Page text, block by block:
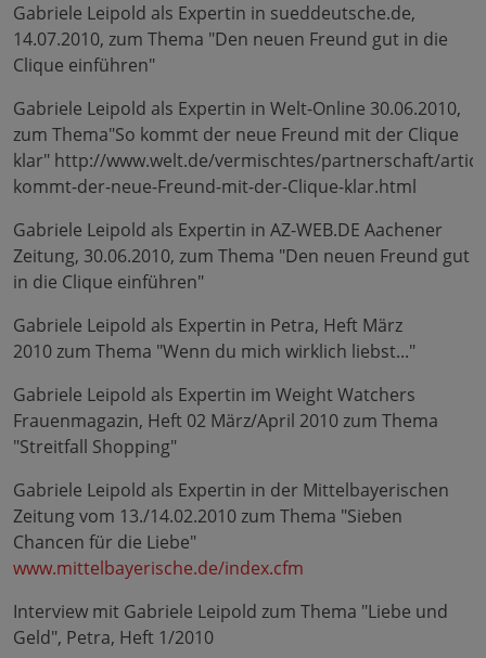
Gabriele Leipold als Expertin in sueddeutsche.de,
14.07.2010, zum Thema "Den neuen Freund gut in die
Clique einführen"
Gabriele Leipold als Expertin in Welt-Online 30.06.2010,
zum Thema"So kommt der neue Freund mit der Clique
klar" http://www.welt.de/vermischtes/partnerschaft/
kommt-der-neue-Freund-mit-der-Clique-klar.html
Gabriele Leipold als Expertin in AZ-WEB.DE Aachener
Zeitung, 30.06.2010, zum Thema "Den neuen Freund gut
in die Clique einführen"
Gabriele Leipold als Expertin in Petra, Heft März
2010 zum Thema "Wenn du mich wirklich liebst..."
Gabriele Leipold als Expertin im Weight Watchers
Frauenmagazin, Heft 02 März/April 2010 zum Thema
"Streitfall Shopping"
Gabriele Leipold als Expertin in der Mittelbayerischen
Zeitung vom 13./14.02.2010 zum Thema "Sieben
Chancen für die Liebe"
www.mittelbayerische.de/index.cfm
Interview mit Gabriele Leipold zum Thema "Liebe und
Geld", Petra, Heft 1/2010